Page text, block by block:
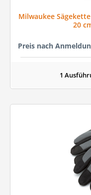
Milwaukee
20
Preis nach
1